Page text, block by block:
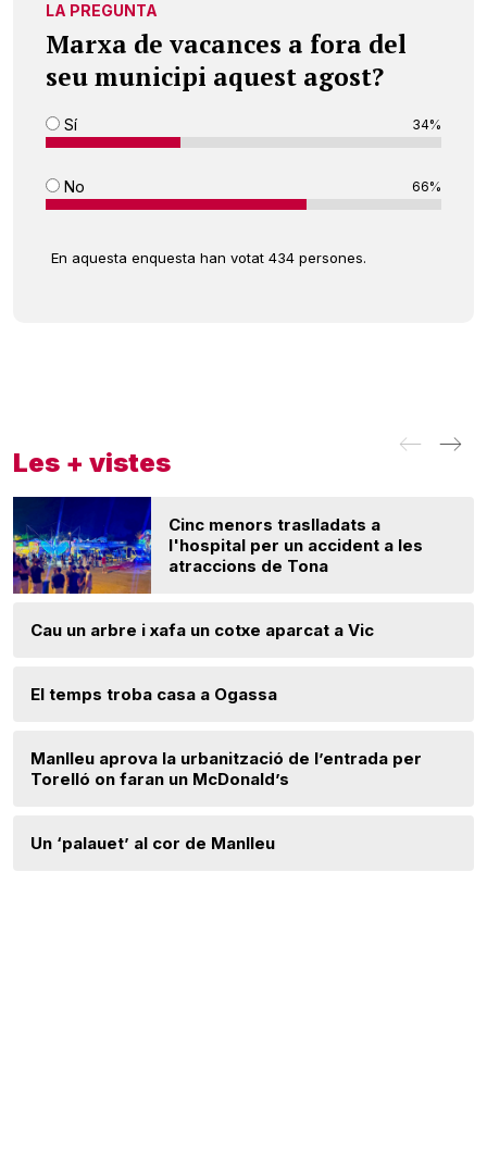
LA PREGUNTA
Marxa de vacances a fora del
seu municipi aquest agost?
Sí 34%
No 66%
En aquesta enquesta han votat 434 persones.
Les + vistes
Cinc menors traslladats a
l'hospital per un accident a les
atraccions de Tona
Cau un arbre i xafa un cotxe aparcat a Vic
El temps troba casa a Ogassa
Manlleu aprova la urbanització de l’entrada per
Torelló on faran un McDonald’s
Un ‘palauet’ al cor de Manlleu